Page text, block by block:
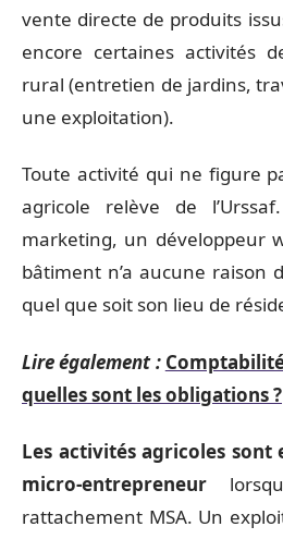
vente directe de produits
encore certaines activités
rural (entretien de jardins,
une exploitation).
Toute activité qui ne figure
agricole relève de
marketing, un développeur
bâtiment n’a aucune raison
quel que soit son lieu de
Lire également :
quelles sont les obligations ?
Les activités agricoles sont
micro-entrepreneur
rattachement MSA. Un